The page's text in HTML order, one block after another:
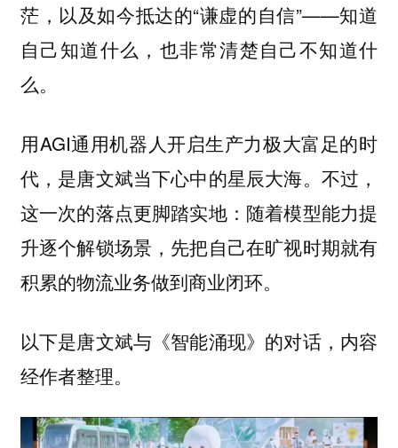
茫，以及如今抵达的“谦虚的自信”——知道
自己知道什么，也非常清楚自己不知道什
么。
用AGI通用机器人开启生产力极大富足的时
代，是唐文斌当下心中的星辰大海。不过，
这一次的落点更脚踏实地： 随着模型能力提
升逐个解锁场景，先把自己在旷视时期就有
积累的物流业务做到商业闭环。
以下是唐文斌与《智能涌现》的对话，内容
经作者整理。